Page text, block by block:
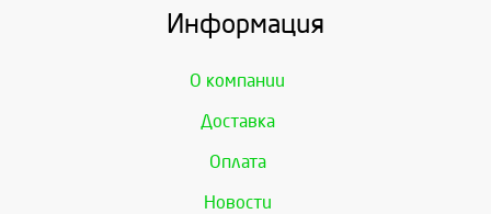
Информация
О компании
Доставка
Оплата
Новости